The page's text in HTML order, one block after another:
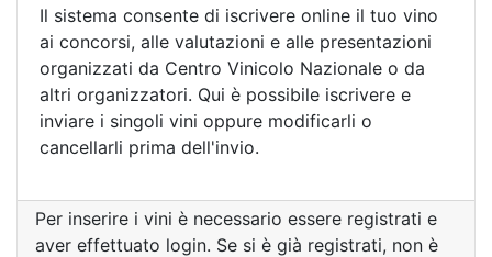
Il sistema consente di iscrivere online il tuo vino
ai concorsi, alle valutazioni e alle presentazioni
organizzati da Centro Vinicolo Nazionale o da
altri organizzatori. Qui è possibile iscrivere e
inviare i singoli vini oppure modificarli o
cancellarli prima dell'invio.
Per inserire i vini è necessario essere registrati e
aver effettuato login. Se si è già registrati, non è